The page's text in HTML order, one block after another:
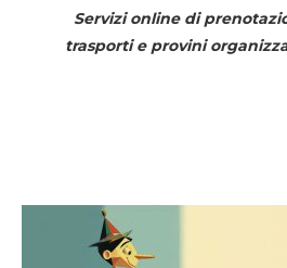
Servizi online di
trasporti e provini